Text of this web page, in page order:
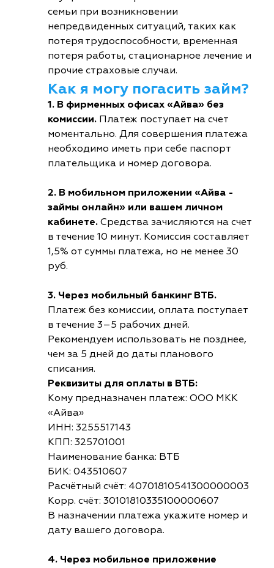
семьи при возникновении
непредвиденных ситуаций, таких как
потеря трудоспособности, временная
потеря работы, стационарное лечение и
прочие страховые случаи.
Как я могу погасить займ?
1. В фирменных офисах «Айва» без
комиссии. Платеж поступает на счет
моментально. Для совершения платежа
необходимо иметь при себе паспорт
плательщика и номер договора.
2. В мобильном приложении «Айва -
займы онлайн» или вашем личном
кабинете. Средства зачисляются на счет
в течение 10 минут. Комиссия составляет
1,5% от суммы платежа, но не менее 30
руб.
3. Через мобильный банкинг ВТБ.
Платеж без комиссии, оплата поступает
в течение 3–5 рабочих дней.
Рекомендуем использовать не позднее,
чем за 5 дней до даты планового
списания.
Реквизиты для оплаты в ВТБ:
Кому предназначен платеж: ООО МКК
«Айва»
ИНН: 3255517143
КПП: 325701001
Наименование банка: ВТБ
БИК: 043510607
Расчётный счёт: 40701810541300000003
Корр. счёт: 30101810335100000607
В назначении платежа укажите номер и
дату вашего договора.
4. Через мобильное приложение